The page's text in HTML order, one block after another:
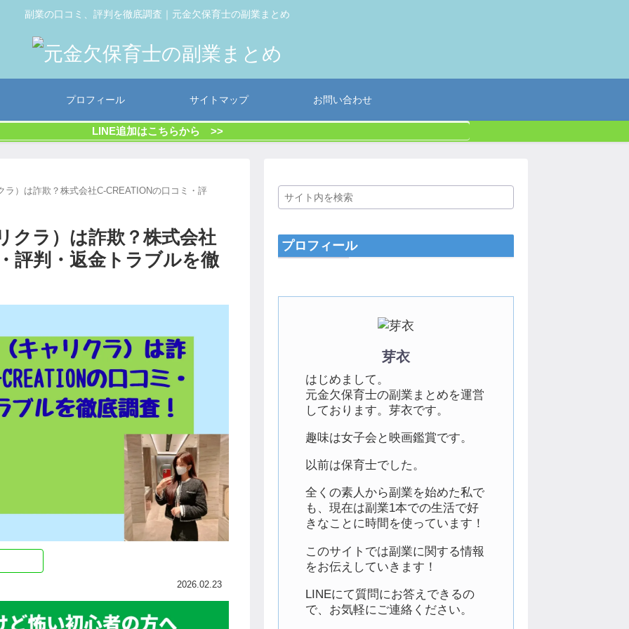
副業の口コミ、評判を徹底調査｜元金欠保育士の副業まとめ
プロフィール サイトマップ お問い合わせ
LINE追加はこちらから >>
ラ）は詐欺？株式会社C-CREATIONの口コミ・評
クラ）は詐欺？株式会社
評判・返金トラブルを徹
2026.02.23
プロフィール
芽衣
はじめまして。
元金欠保育士の副業まとめを運営
しております。芽衣です。
趣味は女子会と映画鑑賞です。
以前は保育士でした。
全くの素人から副業を始めた私で
も、現在は副業1本での生活で好
きなことに時間を使っています！
このサイトでは副業に関する情報
をお伝えしていきます！
LINEにて質問にお答えできるの
で、お気軽にご連絡ください。